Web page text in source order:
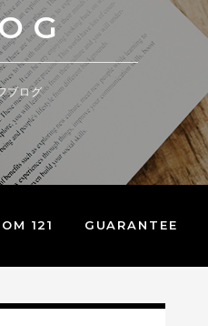
ブログ
121 GUARANTEE